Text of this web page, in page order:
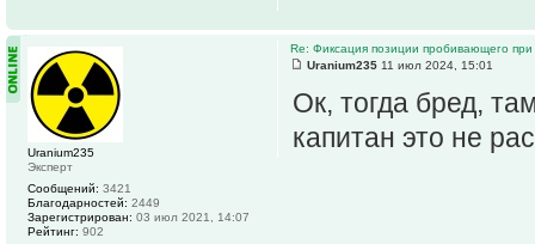
Re: Фиксация позиции пробивающего
Uranium235 11 июл 2024, 15:01
Ок, тогда бред,
капитан это не
Uranium235
Эксперт
Сообщений: 3421
Благодарностей: 2449
Зарегистрирован: 03 июл 2021, 14:07
Рейтинг: 902